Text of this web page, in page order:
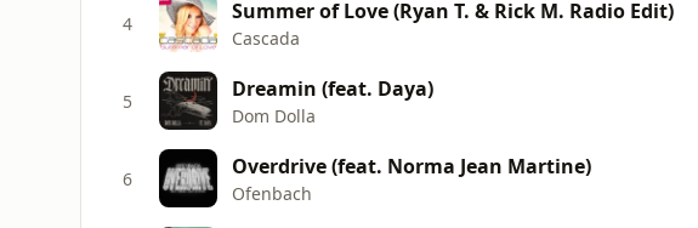
4 Summer of Love (Ryan T. & Rick M. Radio Edit)
Cascada
5 Dreamin (feat. Daya)
Dom Dolla
6 Overdrive (feat. Norma Jean Martine)
Ofenbach